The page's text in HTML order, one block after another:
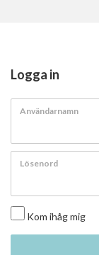
Logga in
Användarnamn
Lösenord
Kom ihåg mig